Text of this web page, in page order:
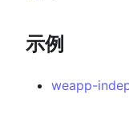
示例
weapp-